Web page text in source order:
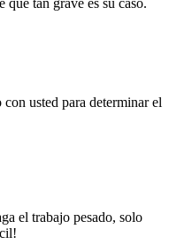
tan grave es su caso.
usted para determinar el
el trabajo pesado, solo